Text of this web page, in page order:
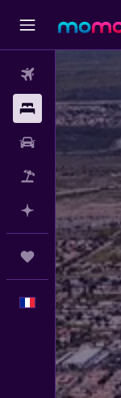
Vol+Hôtel
Planifier
Trips
Français